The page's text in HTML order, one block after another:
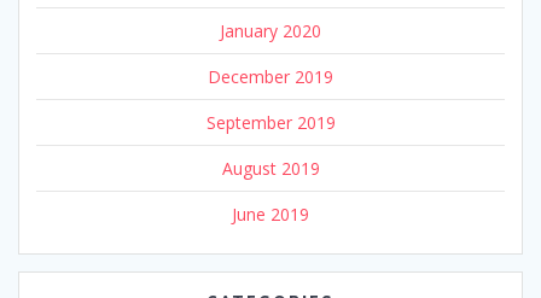
January 2020
December 2019
September 2019
August 2019
June 2019